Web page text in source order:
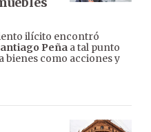
ilícito encontró
Peña a tal punto
bienes como acciones y